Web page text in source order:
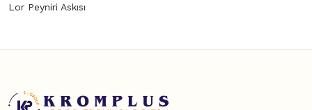
Lor Peyniri Askısı